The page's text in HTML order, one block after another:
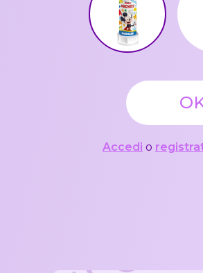
Accedi o